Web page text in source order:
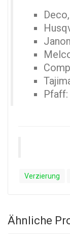
Pfaff:
Verzierung
Ähnliche